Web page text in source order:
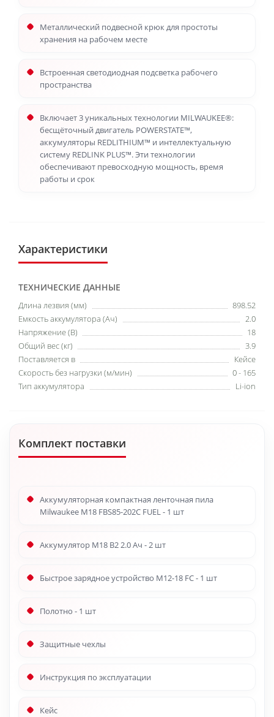
Металлический подвесной крюк для простоты
хранения на рабочем месте
Встроенная светодиодная подсветка рабочего
пространства
Включает 3 уникальных технологии MILWAUKEE®:
бесщёточный двигатель POWERSTATE™,
аккумуляторы REDLITHIUM™ и интеллектуальную
систему REDLINK PLUS™. Эти технологии
обеспечивают превосходную мощность, время
работы и срок
Характеристики
ТЕХНИЧЕСКИЕ ДАННЫЕ
Длина лезвия (мм)
898.52
Емкость аккумулятора (Ач)
2.0
Напряжение (В)
18
Общий вес (кг)
3.9
Поставляется в
Кейсе
Скорость без нагрузки (м/мин)
0 - 165
Тип аккумулятора
Li-ion
Комплект поставки
Аккумуляторная компактная ленточная пила
Milwaukee M18 FBS85-202C FUEL - 1 шт
Аккумулятор M18 B2 2.0 Ач - 2 шт
Быстрое зарядное устройство M12-18 FC - 1 шт
Полотно - 1 шт
Защитные чехлы
Инструкция по эксплуатации
Кейс